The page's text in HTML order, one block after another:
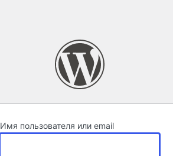
Имя пользователя или email